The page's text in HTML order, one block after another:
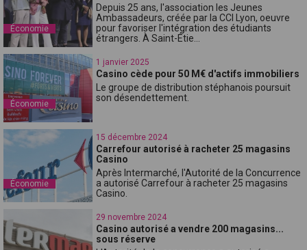
Économie
Depuis 25 ans, l'association les Jeunes
Ambassadeurs, créée par la CCI Lyon, oeuvre
pour favoriser l'intégration des étudiants
étrangers. À Saint-Étie...
Économie
1 janvier 2025
Casino cède pour 50 M€ d'actifs immobiliers
Le groupe de distribution stéphanois poursuit
son désendettement.
Économie
15 décembre 2024
Carrefour autorisé à racheter 25 magasins
Casino
Après Intermarché, l'Autorité de la Concurrence
a autorisé Carrefour à racheter 25 magasins
Casino.
29 novembre 2024
Casino autorisé a vendre 200 magasins...
sous réserve